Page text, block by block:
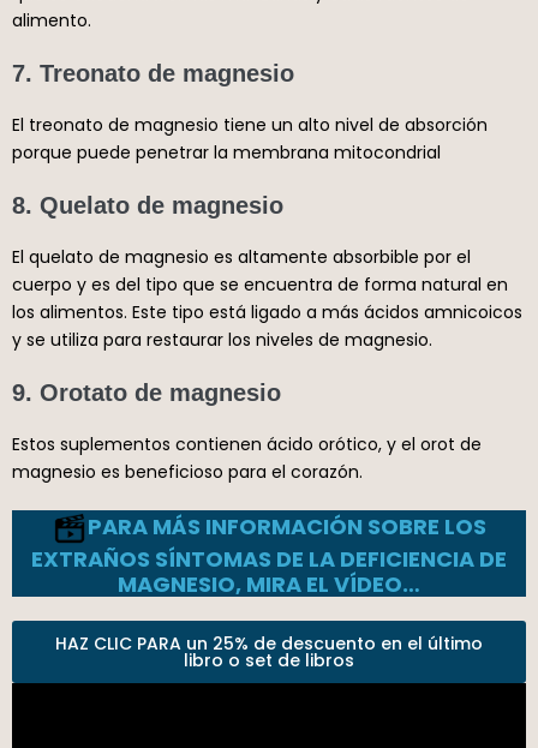
alimento.
7. Treonato de magnesio
El treonato de magnesio tiene un alto nivel de absorción
porque puede penetrar la membrana mitocondrial
8. Quelato de magnesio
El quelato de magnesio es altamente absorbible por el
cuerpo y es del tipo que se encuentra de forma natural en
los alimentos. Este tipo está ligado a más ácidos amnicoicos
y se utiliza para restaurar los niveles de magnesio.
9. Orotato de magnesio
Estos suplementos contienen ácido orótico, y el orot de
magnesio es beneficioso para el corazón.
PARA MÁS INFORMACIÓN SOBRE LOS
EXTRAÑOS SÍNTOMAS DE LA DEFICIENCIA DE
MAGNESIO, MIRA EL VÍDEO…
HAZ CLIC PARA un 25% de descuento en el último
libro o set de libros